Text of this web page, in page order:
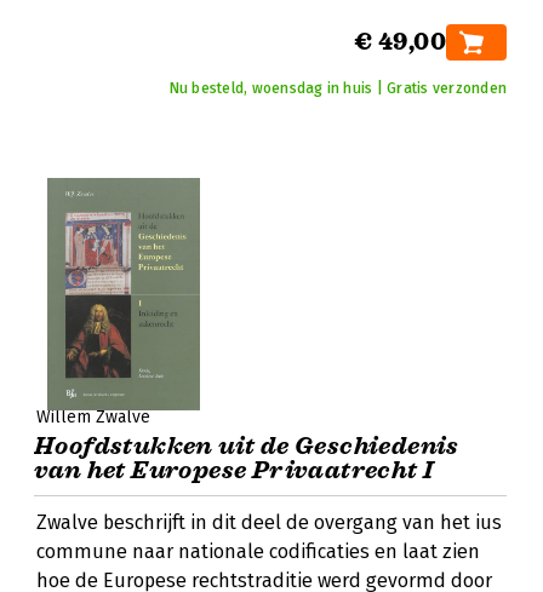
€ 49,00
Nu besteld, woensdag in huis | Gratis verzonden
Willem Zwalve
Hoofdstukken uit de Geschiedenis
van het Europese Privaatrecht I
Zwalve beschrijft in dit deel de overgang van het ius
commune naar nationale codificaties en laat zien
hoe de Europese rechtstraditie werd gevormd door